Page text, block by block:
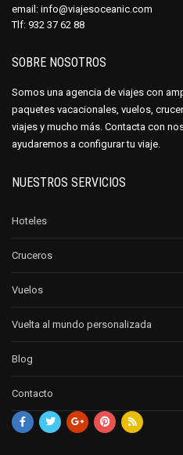
email: info@viajesoceanic.com
Tlf: 932 37 62 88
SOBRE NOSOTROS
Somos una agencia de viajes con
paquetes vacacionales, vuelos,
viajes y mucho más. Contacta con
ayudaremos a configurar tu viaje.
NUESTROS SERVICIOS
Hoteles
Cruceros
Vuelos
Vuelta al mundo personalizada
Blog
Contacto